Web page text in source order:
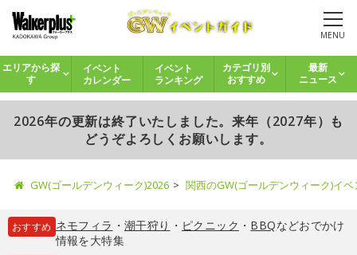
MENU
エリアから探
す
イベント
カレンダー
イベント
ランキング
カテゴリ別
おすすめ
最新
ニュース
2026年の更新は終了いたしました。来年（2027年）も
どうぞよろしくお願いします。
GW(ゴールデンウィーク)2026 関西のGW(ゴールデンウィーク)イ
おすすめ ネモフィラ ・ 潮干狩り ・ ピクニック ・ BBQなどおでかけ
情報を大特集